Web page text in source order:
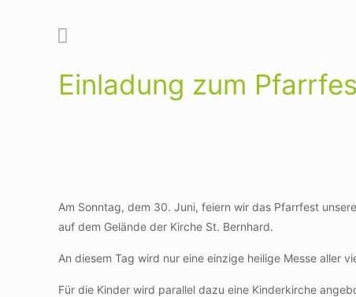
Einladung zum
Am Sonntag, dem 30. Juni, feiern wir das Pfarrfest
auf dem Gelände der Kirche St. Bernhard.
An diesem Tag wird nur eine einzige heilige Messe aller
Für die Kinder wird parallel dazu eine Kinderkirche